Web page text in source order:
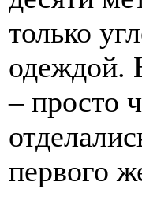
только
одеждой.
– просто
первого